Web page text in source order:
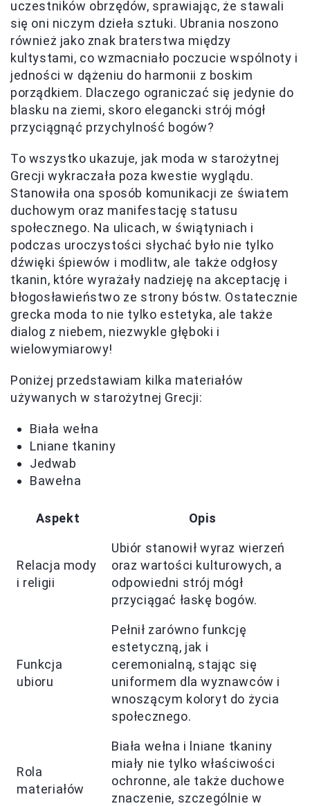
uczestników obrzędów, sprawiając, że stawali
się oni niczym dzieła sztuki. Ubrania noszono
również jako znak braterstwa między
kultystami, co wzmacniało poczucie wspólnoty i
jedności w dążeniu do harmonii z boskim
porządkiem. Dlaczego ograniczać się jedynie do
blasku na ziemi, skoro elegancki strój mógł
przyciągnąć przychylność bogów?
To wszystko ukazuje, jak moda w starożytnej
Grecji wykraczała poza kwestie wyglądu.
Stanowiła ona sposób komunikacji ze światem
duchowym oraz manifestację statusu
społecznego. Na ulicach, w świątyniach i
podczas uroczystości słychać było nie tylko
dźwięki śpiewów i modlitw, ale także odgłosy
tkanin, które wyrażały nadzieję na akceptację i
błogosławieństwo ze strony bóstw. Ostatecznie
grecka moda to nie tylko estetyka, ale także
dialog z niebem, niezwykle głęboki i
wielowymiarowy!
Poniżej przedstawiam kilka materiałów
używanych w starożytnej Grecji:
Biała wełna
Lniane tkaniny
Jedwab
Bawełna
Aspekt Opis
Relacja mody
i religii
Ubiór stanowił wyraz wierzeń
oraz wartości kulturowych, a
odpowiedni strój mógł
przyciągać łaskę bogów.
Funkcja
ubioru
Pełnił zarówno funkcję
estetyczną, jak i
ceremonialną, stając się
uniformem dla wyznawców i
wnoszącym koloryt do życia
społecznego.
Rola
materiałów
Biała wełna i lniane tkaniny
miały nie tylko właściwości
ochronne, ale także duchowe
znaczenie, szczególnie w